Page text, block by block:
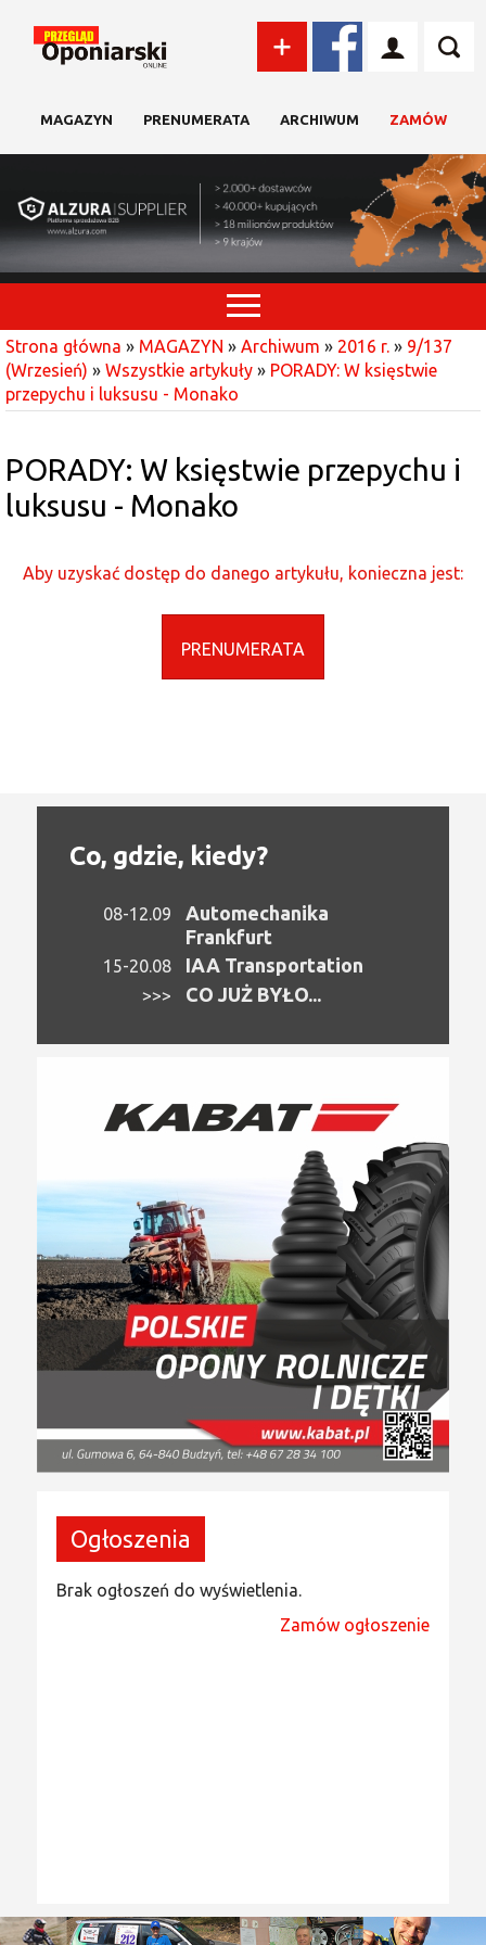
MAGAZYN PRENUMERATA ARCHIWUM ZAMÓW
Strona główna » MAGAZYN » Archiwum » 2016 r. » 9/137
(Wrzesień) » Wszystkie artykuły » PORADY: W księstwie
przepychu i luksusu - Monako
PORADY: W księstwie przepychu i
luksusu - Monako
Aby uzyskać dostęp do danego artykułu, konieczna jest:
PRENUMERATA
Co, gdzie, kiedy?
08-12.09
Automechanika
Frankfurt
15-20.08 IAA Transportation
>>> CO JUŻ BYŁO...
Ogłoszenia
Brak ogłoszeń do wyświetlenia.
Zamów ogłoszenie